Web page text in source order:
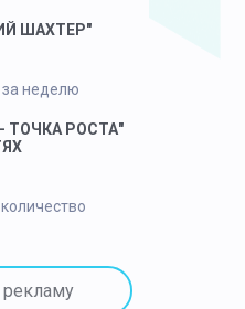
ШАХТЕР"
неделю
ТОЧКА РОСТА"
рекламу